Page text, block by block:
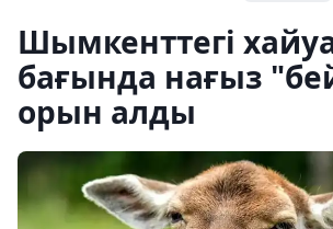
Шымкенттегі
бағында нағыз
орын алды